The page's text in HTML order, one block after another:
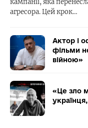
кампанії, яка
агресора. Цей крок…
Актор і
фільми
війною»
«Це зло